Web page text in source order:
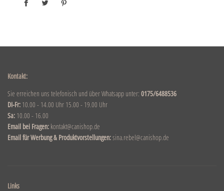
Kontakt:
Sie erreichen uns telefonisch und über Whatsapp unter: 0175/6488536
DI-Fr: 10.00 - 14.00 Uhr 15.00 - 19.00 Uhr
Sa: 10.00 - 16.00
Email bei Fragen: kontakt@canishop.de
Email für Werbung & Produktvorstellungen:sina.rebel@canishop.de
Links